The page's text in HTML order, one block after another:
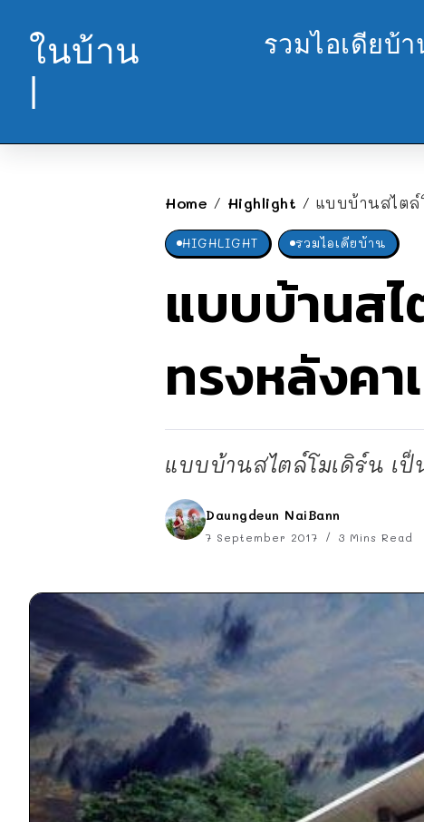
ในบ้าน
|
รวมไอเดียบ้า
Home / Highlight / แบบบ้านสไต
HIGHLIGHT รวมไอเดียบ้าน
แบบบ้านสไ
ทรงหลังค
แบบบ้านสไตล์โมเดิร์น เ
Daungdeun NaiBann
7 September 2017 3 Mins Read